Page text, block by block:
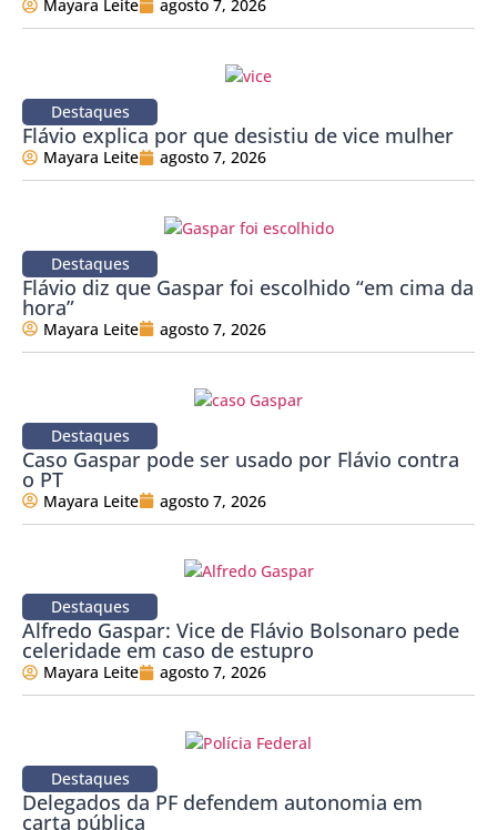
Mayara Leite agosto 7, 2026
Destaques
Flávio explica por que desistiu de vice mulher
Mayara Leite agosto 7, 2026
Destaques
Flávio diz que Gaspar foi escolhido “em cima da
hora”
Mayara Leite agosto 7, 2026
Destaques
Caso Gaspar pode ser usado por Flávio contra
o PT
Mayara Leite agosto 7, 2026
Destaques
Alfredo Gaspar: Vice de Flávio Bolsonaro pede
celeridade em caso de estupro
Mayara Leite agosto 7, 2026
Destaques
Delegados da PF defendem autonomia em
carta pública